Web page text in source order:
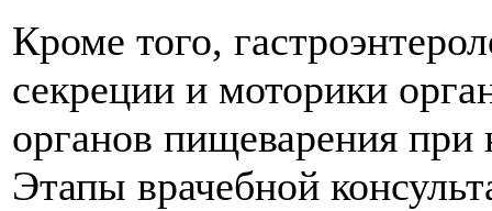
Кроме того,
секреции и моторики
органов пищеварения при
Этапы врачебной